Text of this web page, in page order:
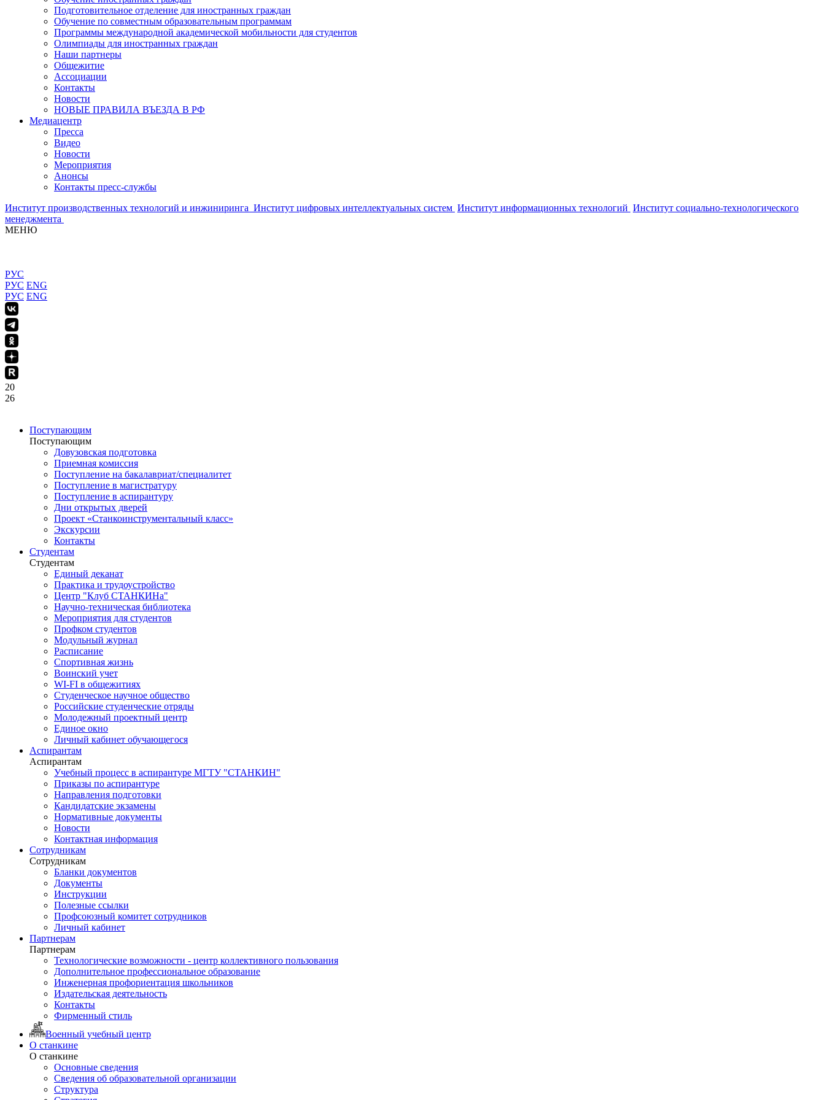
Подготовительное отделение для иностранных граждан
Обучение по совместным образовательным программам
Программы международной академической мобильности для студентов
Олимпиады для иностранных граждан
Наши партнеры
Общежитие
Ассоциации
Контакты
Новости
НОВЫЕ ПРАВИЛА ВЪЕЗДА В РФ
Медиацентр
Пресса
Видео
Новости
Мероприятия
Анонсы
Контакты пресс-службы
Институт производственных технологий и инжиниринга Институт цифровых интеллектуальных систем Институт информационных технологий Институт социально-технологического
менеджмента
МЕНЮ
РУС
РУС ENG
РУС ENG
20
26
Поступающим
Поступающим
Довузовская подготовка
Приемная комиссия
Поступление на бакалавриат/специалитет
Поступление в магистратуру
Поступление в аспирантуру
Дни открытых дверей
Проект «Станкоинструментальный класс»
Экскурсии
Контакты
Студентам
Студентам
Единый деканат
Практика и трудоустройство
Центр "Клуб СТАНКИНа"
Научно-техническая библиотека
Мероприятия для студентов
Профком студентов
Модульный журнал
Расписание
Спортивная жизнь
Воинский учет
WI-FI в общежитиях
Студенческое научное общество
Российские студенческие отряды
Молодежный проектный центр
Единое окно
Личный кабинет обучающегося
Аспирантам
Аспирантам
Учебный процесс в аспирантуре МГТУ "СТАНКИН"
Приказы по аспирантуре
Направления подготовки
Кандидатские экзамены
Нормативные документы
Новости
Контактная информация
Сотрудникам
Сотрудникам
Бланки документов
Документы
Инструкции
Полезные ссылки
Профсоюзный комитет сотрудников
Личный кабинет
Партнерам
Партнерам
Технологические возможности - центр коллективного пользования
Дополнительное профессиональное образование
Инженерная профориентация школьников
Издательская деятельность
Контакты
Фирменный стиль
Военный учебный центр
О станкине
О станкине
Основные сведения
Сведения об образовательной организации
Структура